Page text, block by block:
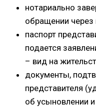
нотариально
обращении через
паспорт
подается
– вид на
документы,
представителя
об усыновлении